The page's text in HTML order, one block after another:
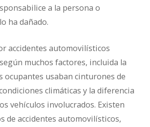
a la persona o
ha dañado.
accidentes automovilísticos
muchos factores, incluida la
ocupantes usaban cinturones de
climáticas y la diferencia
vehículos involucrados. Existen
de accidentes automovilísticos,